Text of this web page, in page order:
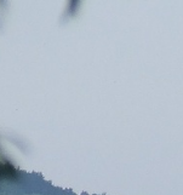
Skip